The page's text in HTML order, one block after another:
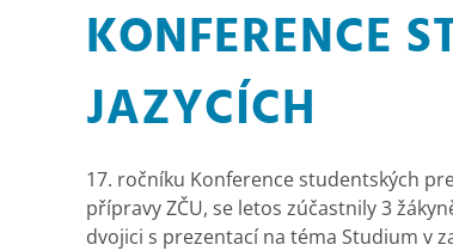
KONFERENCE
JAZYCÍCH
17. ročníku Konference studentských
přípravy ZČU, se letos zúčastnily 3
dvojici s prezentací na téma Studium v